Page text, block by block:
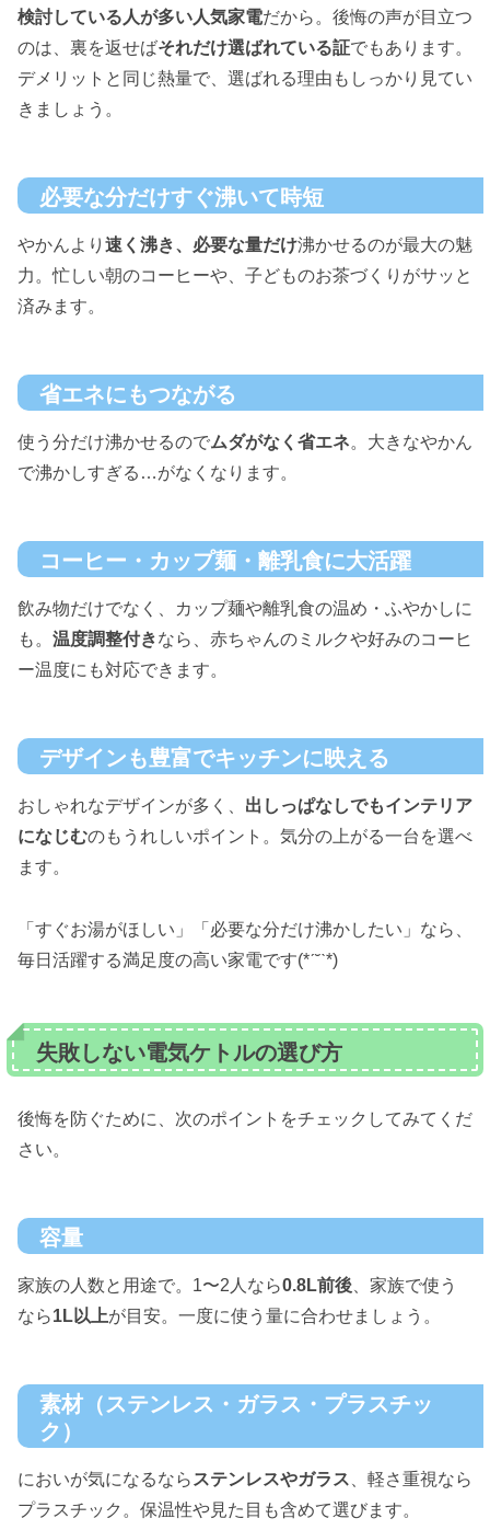
検討している人が多い人気家電だから。後悔の声が目立つ
のは、裏を返せばそれだけ選ばれている証でもあります。
デメリットと同じ熱量で、選ばれる理由もしっかり見てい
きましょう。
必要な分だけすぐ沸いて時短
やかんより 速く沸き、必要な量だけ沸かせるのが最大の魅
力。忙しい朝のコーヒーや、子どものお茶づくりがサッと
済みます。
省エネにもつながる
使う分だけ沸かせるのでムダがなく省エネ。大きなやかん
で沸かしすぎる…がなくなります。
コーヒー・カップ麺・離乳食に大活躍
飲み物だけでなく、カップ麺や離乳食の温め・ふやかしに
も。 温度調整付きなら、赤ちゃんのミルクや好みのコーヒ
ー温度にも対応できます。
デザインも豊富でキッチンに映える
おしゃれなデザインが多く、 出しっぱなしでもインテリア
になじむのもうれしいポイント。気分の上がる一台を選べ
ます。
「すぐお湯がほしい」「必要な分だけ沸かしたい」なら、
毎日活躍する満足度の高い家電です(*ˊ˘ˋ*)
失敗しない電気ケトルの選び方
後悔を防ぐために、次のポイントをチェックしてみてくだ
さい。
容量
家族の人数と用途で。1〜2人なら0.8L前後 、家族で使う
なら1L以上が目安。一度に使う量に合わせましょう。
素材（ステンレス・ガラス・プラスチッ
ク）
においが気になるなら ステンレスやガラス 、軽さ重視なら
プラスチック。保温性や見た目も含めて選びます。